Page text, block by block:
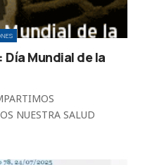
Mundial de la
NUESTRA SALUD